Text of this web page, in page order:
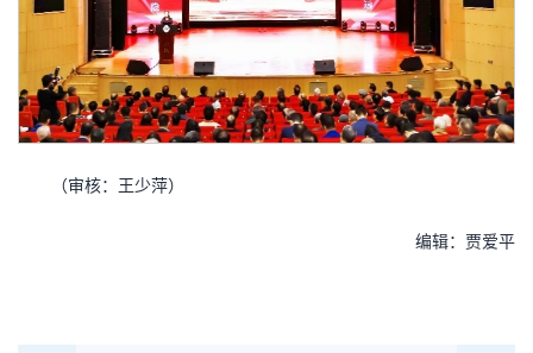
（审核：王少萍）
编辑：贾爱平